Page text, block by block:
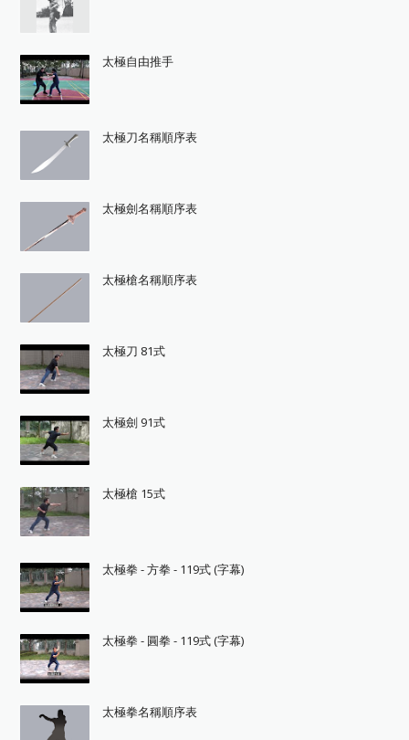
太極自由推手
太極刀名稱順序表
太極劍名稱順序表
太極槍名稱順序表
太極刀 81式
太極劍 91式
太極槍 15式
太極拳 - 方拳 - 119式 (字幕)
太極拳 - 圓拳 - 119式 (字幕)
太極拳名稱順序表